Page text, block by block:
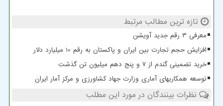
تازه ترین مطالب مرتبط
معرفی ۳ رقم جدید آویشن
افزایش حجم تجارت بین ایران و پاکستان به رقم 10 میلیارد دلار
خرید تضمینی گندم از ۷ و پنج دهم میلیون تن گذشت
توسعه همکاریهای آماری وزارت جهاد کشاورزی و مرکز آمار ایران
نظرات بینندگان در مورد این مطلب